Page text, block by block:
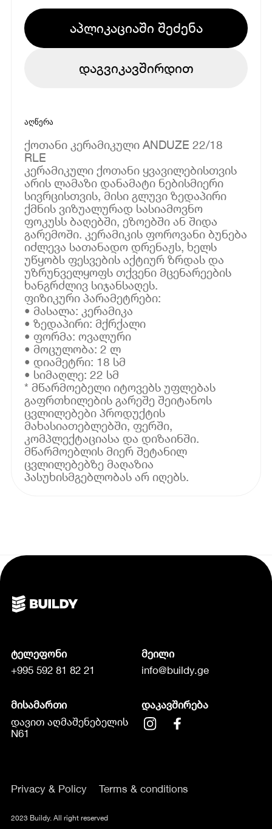
აპლიკაციაში შეძენა
დაგვიკავშირდით
აღწერა
ქოთანი კერამიკული ANDUZE 22/18
RLE
კერამიკული ქოთანი ყვავილებისთვის
არის ლამაზი დანამატი ნებისმიერი
სივრცისთვის, მისი გლუვი ზედაპირი
ქმნის ვიზუალურად სასიამოვნო
ფოკუსს ბაღებში, ეზოებში ან შიდა
გარემოში. კერამიკის ფოროვანი ბუნება
იძლევა სათანადო დრენაჟს, ხელს
უწყობს ფესვების აქტიურ ზრდას და
უზრუნველყოფს თქვენი მცენარეების
ხანგრძლივ სიჯანსაღეს.
ფიზიკური პარამეტრები:
• მასალა: კერამიკა
• ზედაპირი: მქრქალი
• ფორმა: ოვალური
• მოცულობა: 2 ლ
• დიამეტრი: 18 სმ
• სიმაღლე: 22 სმ
* მწარმოებელი იტოვებს უფლებას
გაფრთხილების გარეშე შეიტანოს
ცვლილებები პროდუქტის
მახასიათებლებში, ფერში,
კომპლექტაციასა და დიზაინში.
მწარმოებლის მიერ შეტანილ
ცვლილებებზე მაღაზია
პასუხისმგებლობას არ იღებს.
ტელეფონი
+995 592 81 82 21
მეილი
info@buildy.ge
მისამართი
დავით აღმაშენებელის
N61
დაკავშირება
Privacy & Policy Terms & conditions
2023 Buildy. All right reserved